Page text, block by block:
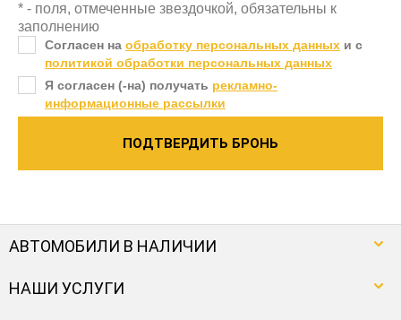
* - поля, отмеченные звездочкой, обязательны к
заполнению
Согласен на обработку персональных данных и c
политикой обработки персональных данных
Я согласен (-на) получать рекламно-
информационные рассылки
ПОДТВЕРДИТЬ БРОНЬ
АВТОМОБИЛИ В НАЛИЧИИ
НАШИ УСЛУГИ